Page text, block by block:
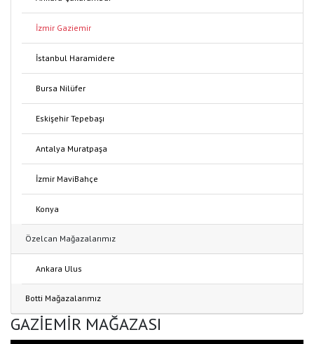
İzmir Gaziemir
İstanbul Haramidere
Bursa Nilüfer
Eskişehir Tepebaşı
Antalya Muratpaşa
İzmir MaviBahçe
Konya
Özelcan Mağazalarımız
Ankara Ulus
Botti Mağazalarımız
GAZİEMİR MAĞAZASI